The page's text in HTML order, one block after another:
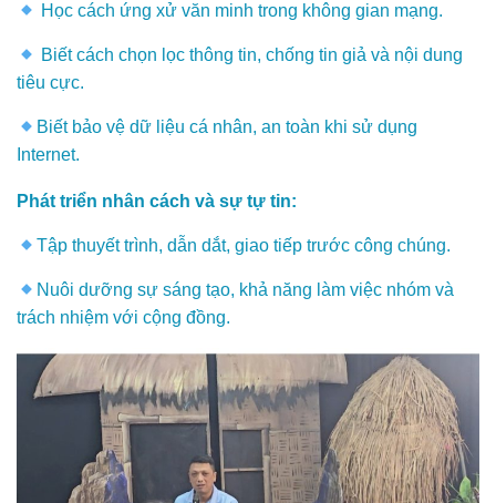
Học cách ứng xử văn minh trong không gian mạng.
Biết cách chọn lọc thông tin, chống tin giả và nội dung
tiêu cực.
Biết bảo vệ dữ liệu cá nhân, an toàn khi sử dụng
Internet.
Phát triển nhân cách và sự tự tin:
Tập thuyết trình, dẫn dắt, giao tiếp trước công chúng.
Nuôi dưỡng sự sáng tạo, khả năng làm việc nhóm và
trách nhiệm với cộng đồng.